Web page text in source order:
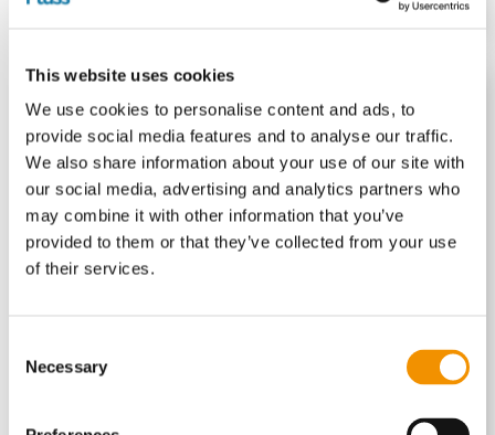
This website uses cookies
We use cookies to personalise content and ads, to
provide social media features and to analyse our traffic.
We also share information about your use of our site with
our social media, advertising and analytics partners who
may combine it with other information that you’ve
provided to them or that they’ve collected from your use
of their services.
Selection
Necessary
Frederik Milling Petersen
Chefkonsulent
+45 2888 0492